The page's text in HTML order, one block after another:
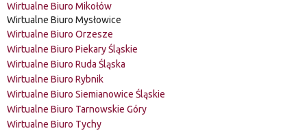
Wirtualne Biuro Mikołów
Wirtualne Biuro Mysłowice
Wirtualne Biuro Orzesze
Wirtualne Biuro Piekary Śląskie
Wirtualne Biuro Ruda Śląska
Wirtualne Biuro Rybnik
Wirtualne Biuro Siemianowice Śląskie
Wirtualne Biuro Tarnowskie Góry
Wirtualne Biuro Tychy